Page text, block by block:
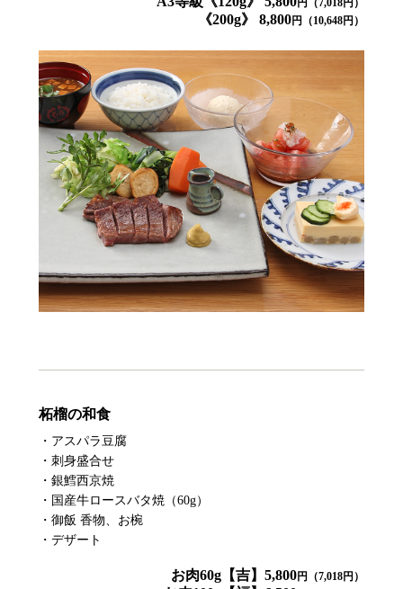
円（7,018円）
《200g》 8,800円（10,648円）
柘榴の和食
・アスパラ豆腐
・刺身盛合せ
・銀鱈西京焼
・国産牛ロースバタ焼（60g）
・御飯 香物、お椀
・デザート
お肉60g【吉】5,800円（7,018円）